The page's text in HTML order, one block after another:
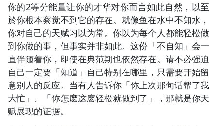
你的2等分能量让你的才华对你而言如此自然，以至
於你根本察觉不到它的存在。就像鱼在水中不知水，
你对自己的天赋习以为常。你以为每个人都能轻松做
到你做的事，但事实并非如此。这份「不自知」会一
直伴随着你，即使在典范期也依然存在。请不必强迫
自己一定要「知道」自己特别在哪里，只需要开始留
意别人的反应。当有人告诉你「你上次那句话帮了我
大忙」、「你怎麽这麽轻松就做到了」，那就是你天
赋展现的证据。